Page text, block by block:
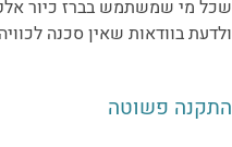
שכל מי שמשתמש בברז כיור
ולדעת בוודאות שאין סכנה
התקנה פשוטה